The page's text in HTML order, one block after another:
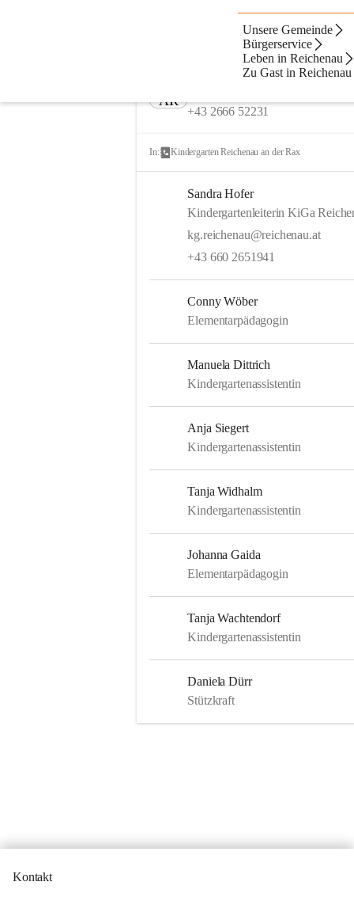
Unsere Gemeinde
Bürgerservice
Leben in Reichenau
Zu Gast in Reichenau
Fußzeile
AR
+43 2666 52231
In: Kindergarten Reichenau an der Rax
Sandra Hofer
Kindergartenleiterin KiGa
kg.reichenau@reichenau.at
+43 660 2651941
Conny Wöber
Elementarpädagogin
Manuela Dittrich
Kindergartenassistentin
Anja Siegert
Kindergartenassistentin
Tanja Widhalm
Kindergartenassistentin
Johanna Gaida
Elementarpädagogin
Tanja Wachtendorf
Kindergartenassistentin
Daniela Dürr
Stützkraft
Kontakt